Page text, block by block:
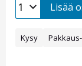
Lisää
Kysy